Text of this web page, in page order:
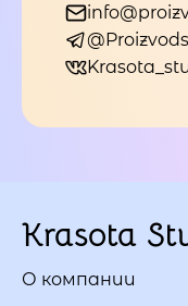
Krasota
О компании